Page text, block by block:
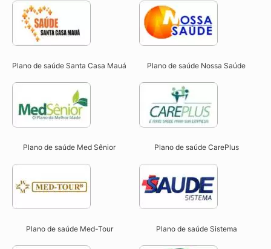
Plano de saúde Santa Casa Mauá Plano de saúde Nossa Saúde
Plano de saúde Med Sênior Plano de saúde CarePlus
Plano de saúde Med-Tour Plano de saúde Sistema